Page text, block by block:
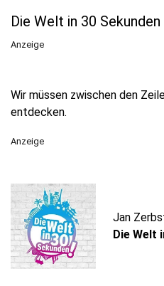
Die Welt in 30
Anzeige
Wir müssen zwischen den
entdecken.
Anzeige
Jan
Die Welt